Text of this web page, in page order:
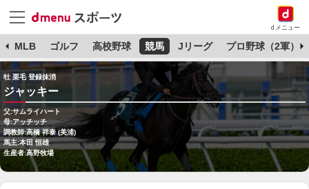
dメニュー
MLB ゴルフ 高校野球 競馬 Jリーグ プロ野球（2軍）
牡 栗毛 登録抹消
ジャッキー
父:サムライハート
母:アッチッチ
調教師:高橋 祥泰 (美浦)
馬主:本田 恒雄
生産者:高野牧場